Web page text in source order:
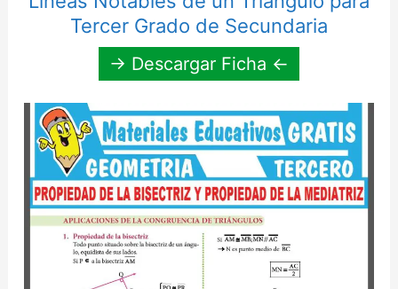
Tercer Grado de Secundaria
→ Descargar Ficha ←